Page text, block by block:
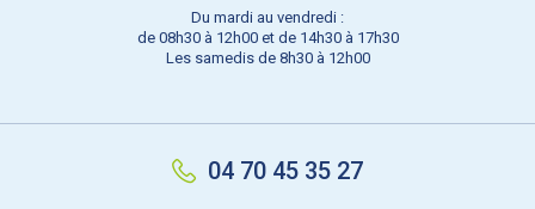
Du mardi au vendredi :
de 08h30 à 12h00 et de 14h30 à 17h30
Les samedis de 8h30 à 12h00
04 70 45 35 27